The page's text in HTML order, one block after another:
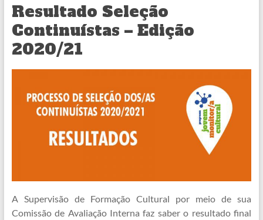
Resultado Seleção
Continuístas – Edição
2020/21
A Supervisão de Formação Cultural por meio de sua
Comissão de Avaliação Interna faz saber o resultado final